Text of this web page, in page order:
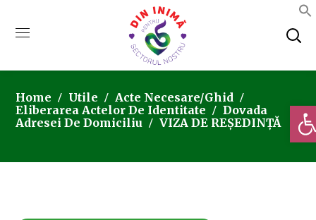
Home Utile
Acte Necesare/Ghid
Eliberarea Actelor De Identitate
Dovada
Adresei De Domiciliu
VIZA DE REȘEDINȚĂ